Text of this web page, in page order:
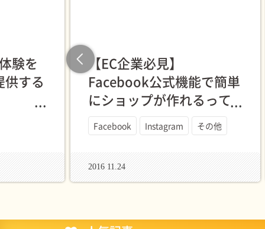
Previous
験を
する
【EC企業必見】
Facebook公式機能で簡単
にショップが作れるって
知ってた？
Facebook Instagram その他
2016 11.24